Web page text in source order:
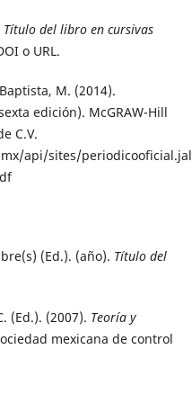
Título del libro en cursivas
o URL.
M. (2014).
edición). McGRAW-Hill
C.V.
api/sites/
(Ed.). (año). Título del
(Ed.). (2007). Teoría y
mexicana de control